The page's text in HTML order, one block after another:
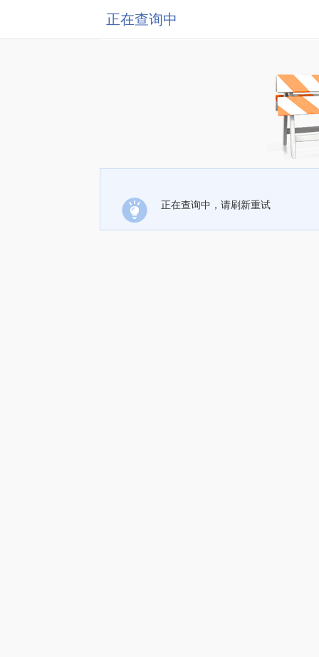
正在查询中
正在查询中，请刷新重试